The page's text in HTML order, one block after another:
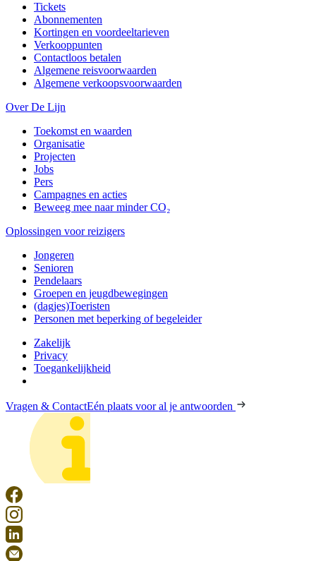
Tickets
Abonnementen
Kortingen en voordeeltarieven
Verkooppunten
Contactloos betalen
Algemene reisvoorwaarden
Algemene verkoopsvoorwaarden
Over De Lijn
Toekomst en waarden
Organisatie
Projecten
Jobs
Pers
Campagnes en acties
Beweeg mee naar minder CO₂
Oplossingen voor reizigers
Jongeren
Senioren
Pendelaars
Groepen en jeugdbewegingen
(dagjes)Toeristen
Personen met beperking of begeleider
Zakelijk
Privacy
Toegankelijkheid
Vragen & ContactEén plaats voor al je antwoorden